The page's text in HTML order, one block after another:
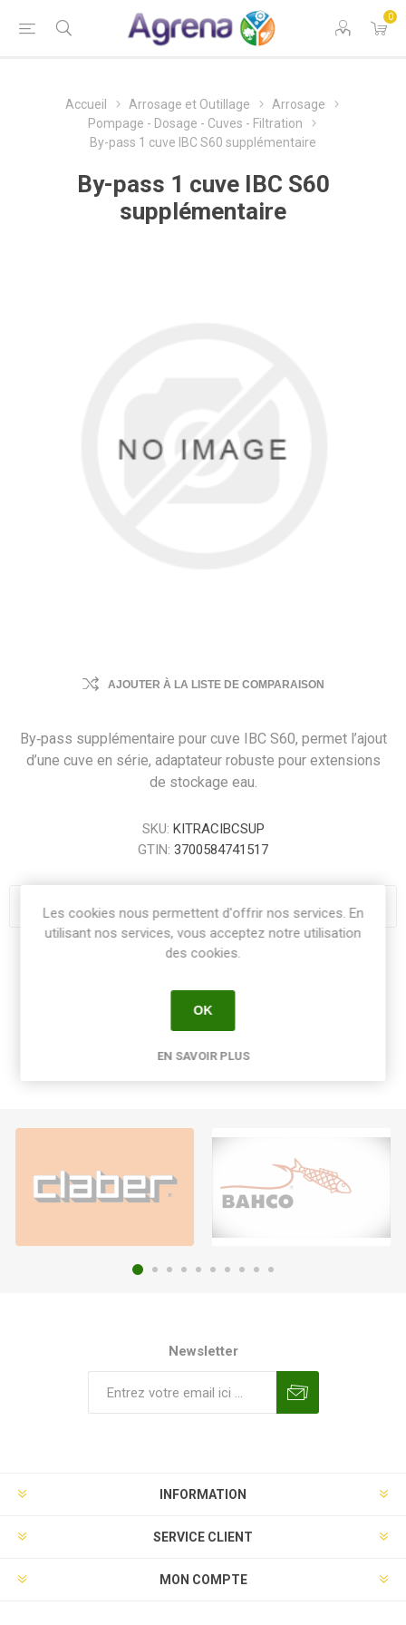
0
Accueil Arrosage et Outillage
Arrosage
Pompage - Dosage - Cuves - Filtration
By-pass 1 cuve IBC S60 supplémentaire
By-pass 1 cuve IBC S60
supplémentaire
AJOUTER À LA LISTE DE COMPARAISON
By‑pass supplémentaire pour cuve IBC S60, permet l’ajout
d’une cuve en série, adaptateur robuste pour extensions
de stockage eau.
SKU: KITRACIBCSUP
GTIN: 3700584741517
Share:
Newsletter
INFORMATION
SERVICE CLIENT
MON COMPTE
Les cookies nous permettent d'offrir nos services. En
utilisant nos services, vous acceptez notre utilisation
des cookies.
OK
EN SAVOIR PLUS